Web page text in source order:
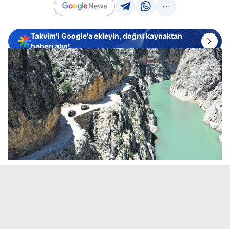
Takvim'i Google'a ekleyin, doğru kaynaktan
haberi alın!